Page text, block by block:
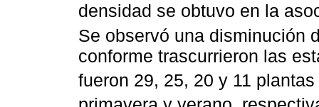
densidad se obtuvo en la
Se observó una disminución
conforme trascurrieron las
fueron 29, 25, 20 y 11 plantas